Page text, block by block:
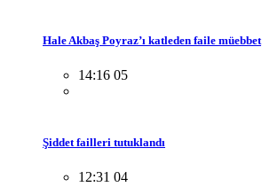
Hale Akbaş Poyraz’ı katleden faile müebbet
14:16 05
Şiddet failleri tutuklandı
12:31 04